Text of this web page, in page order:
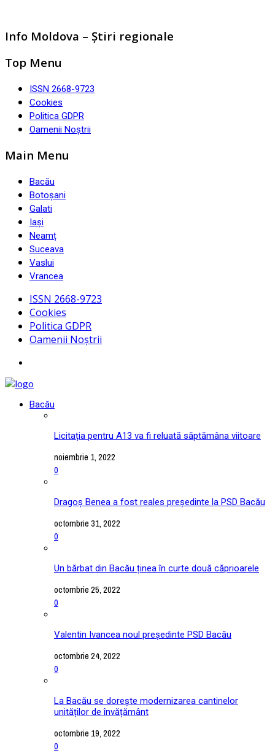
Info Moldova – Știri regionale
Top Menu
ISSN 2668-9723
Cookies
Politica GDPR
Oamenii Noștrii
Main Menu
Bacău
Botoșani
Galati
Iași
Neamț
Suceava
Vaslui
Vrancea
ISSN 2668-9723
Cookies
Politica GDPR
Oamenii Noștrii
Bacău
Licitația pentru A13 va fi reluată săptămâna viitoare
noiembrie 1, 2022
0
Dragoș Benea a fost reales președinte la PSD Bacău
octombrie 31, 2022
0
Un bărbat din Bacău ținea în curte două căprioarele
octombrie 25, 2022
0
Valentin Ivancea noul președinte PSD Bacău
octombrie 24, 2022
0
La Bacău se dorește modernizarea cantinelor
unităților de învățământ
octombrie 19, 2022
0